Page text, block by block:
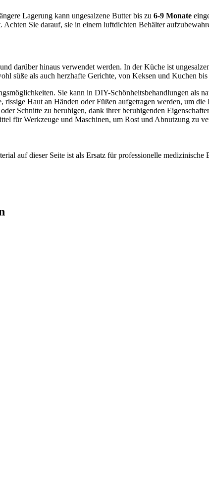
Lagerung kann ungesalzene Butter bis zu 6-9 Monate
Sie darauf, sie in einem luftdichten Behälter
darüber hinaus verwendet werden. In der Küche ist
süße als auch herzhafte Gerichte, von Keksen und Kuchen
Sie kann in DIY-Schönheitsbehandlungen als
Haut an Händen oder Füßen aufgetragen werden, um
Schnitte zu beruhigen, dank ihrer beruhigenden
für Werkzeuge und Maschinen, um Rost und Abnutzung zu
auf dieser Seite ist als Ersatz für professionelle medizinische